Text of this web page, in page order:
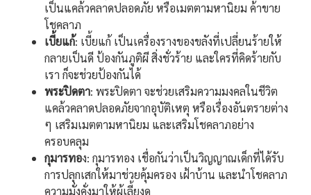
เป็นแคล้วคลาดปลอดภัย หรือเมตตามหานิยม ค้าขาย
โชคลาภ
เบี้ยแก้: เบี้ยแก้ เป็นเครื่องรางของขลังที่เปลี่ยนร้ายให้
กลายเป็นดี ป้องกันภูติผี สิ่งชั่วร้าย และใครที่คิดร้ายกับ
เรา ก็จะช่วยป้องกันได้
พระปิดตา: พระปิดตา จะช่วยเสริมความมงคลในชีวิต
แคล้วคลาดปลอดภัยจากอุบัติเหตุ หรือเรื่องอันตรายต่าง
ๆ เสริมเมตตามหานิยม และเสริมโชคลาภอย่าง
ครอบคลุม
กุมารทอง: กุมารทอง เชื่อกันว่าเป็นวิญญาณเด็กที่ได้รับ
การปลุกเสกให้มาช่วยคุ้มครอง เฝ้าบ้าน และนำโชคลาภ
ความมั่งคั่งมาให้ผู้เลี้ยงดู